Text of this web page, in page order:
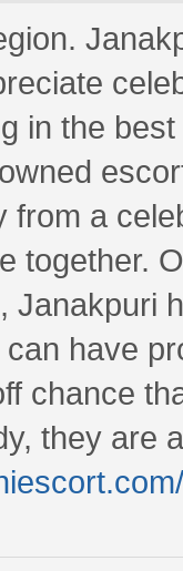
in the
from a
together.
Janakpuri
have
chance
they are